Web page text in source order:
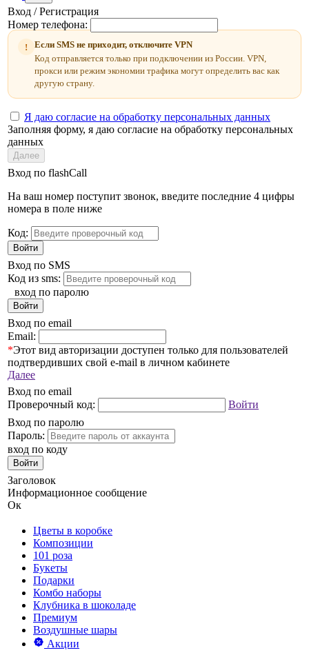
Вход / Регистрация
Номер телефона:
!
Если SMS не приходит, отключите VPN
Код отправляется только при подключении из России. VPN,
прокси или режим экономии трафика могут определить вас как
другую страну.
Я даю согласие на обработку персональных данных
Заполняя форму, я даю согласие на обработку персональных
данных
Далее
Вход по flashCall
На ваш номер поступит звонок, введите последние 4 цифры
номера в поле ниже
Код:
Войти
Вход по SMS
Код из sms:
вход по паролю
Войти
Вход по email
Email:
*Этот вид авторизации доступен только для пользователей
подтвердивших свой e-mail в личном кабинете
Далее
Вход по email
Проверочный код:
Войти
Вход по паролю
Пароль:
вход по коду
Войти
Заголовок
Информационное сообщение
Ок
Цветы в коробке
Композиции
101 роза
Букеты
Подарки
Комбо наборы
Клубника в шоколаде
Премиум
Воздушные шары
Акции